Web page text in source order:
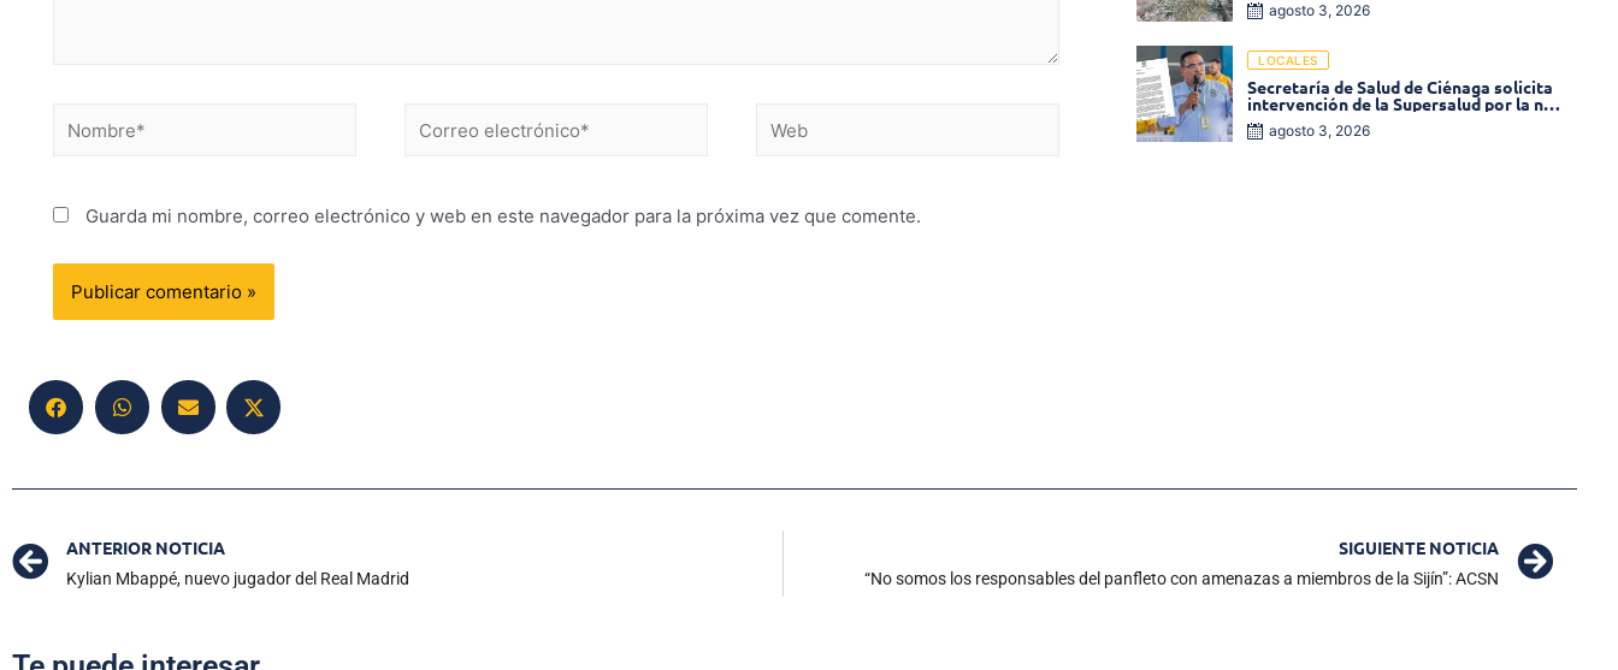
Guarda mi nombre, correo electrónico y web en este navegador para la próxima vez que comente.
agosto 3, 2026
LOCALES
Secretaría de Salud de Ciénaga solicita
intervención de la Supersalud por la no
entrega de medicamentos en las EPS
agosto 3, 2026
ANTERIOR NOTICIA
Kylian Mbappé, nuevo jugador del Real Madrid
SIGUIENTE NOTICIA
“No somos los responsables del panfleto con amenazas a miembros de la Sijín”: ACSN